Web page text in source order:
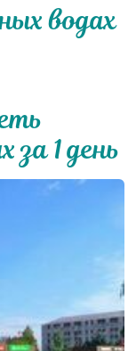
водах
1 день